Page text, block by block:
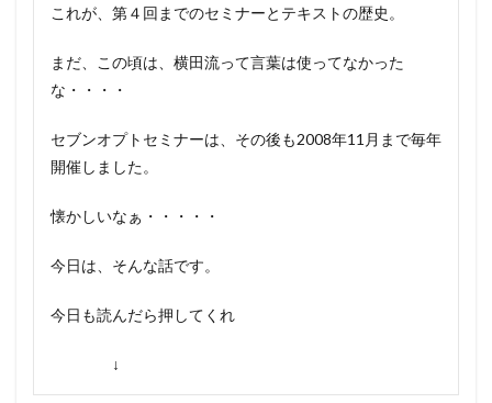
これが、第４回までのセミナーとテキストの歴史。
まだ、この頃は、横田流って言葉は使ってなかった
な・・・・
セブンオプトセミナーは、その後も2008年11月まで毎年
開催しました。
懐かしいなぁ・・・・・
今日は、そんな話です。
今日も読んだら押してくれ
↓